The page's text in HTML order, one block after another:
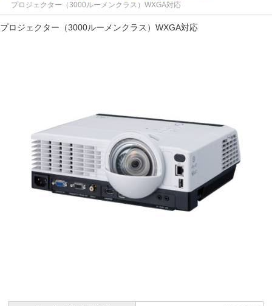
プロジェクター（3000ルーメンクラス）WXGA対応
プロジェクター（3000ルーメンクラス）WXGA対応